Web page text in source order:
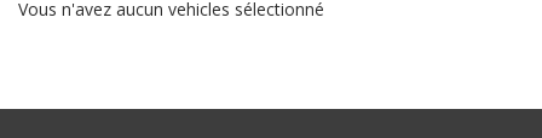
Vous n'avez aucun vehicles sélectionné